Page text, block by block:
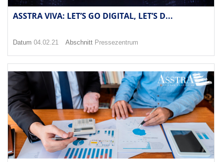
ASSTRA VIVA: LET’S GO DIGITAL, LET’S D...
Datum 04.02.21 Abschnitt Pressezentrum